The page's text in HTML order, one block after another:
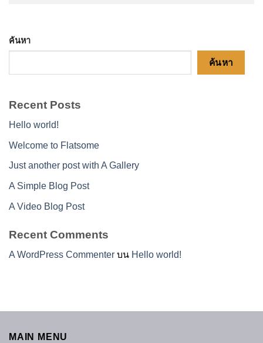
ค้นหา
ค้นหา
Recent Posts
Hello world!
Welcome to Flatsome
Just another post with A Gallery
A Simple Blog Post
A Video Blog Post
Recent Comments
A WordPress Commenter บน Hello world!
MAIN MENU